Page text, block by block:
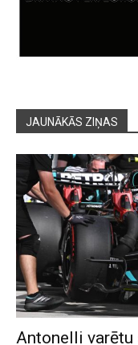
JAUNĀKĀS ZIŅAS
Antonelli